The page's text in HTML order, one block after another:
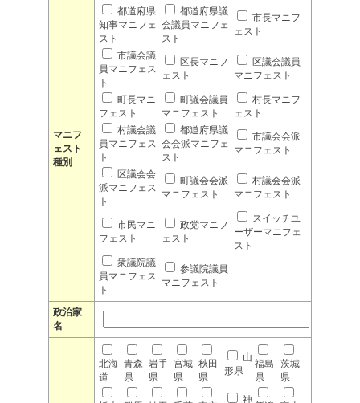
マニフ
ェスト
種別
都道府県
知事マニフェ
スト
都道府県議
会議員マニフェ
スト
市長マニフ
ェスト
市議会議
員マニフェス
ト
区長マニフ
ェスト
区議会議員
マニフェスト
町長マニ
フェスト
町議会議員
マニフェスト
村長マニフ
ェスト
村議会議
員マニフェス
ト
都道府県議
会会派マニフェ
スト
市議会会派
マニフェスト
区議会会
派マニフェス
ト
町議会会派
マニフェスト
村議会会派
マニフェスト
市民マニ
フェスト
政党マニフ
ェスト
スイッチユ
ーザーマニフェ
スト
衆議院議
員マニフェス
ト
参議院議員
マニフェスト
政治家
名
北海
道
青森
県
岩手
県
宮城
県
秋田
県
山
形県
福島
県
茨城
県
神